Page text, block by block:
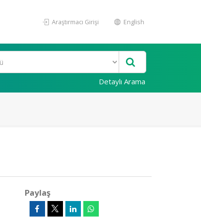
Araştırmacı Girişi English
Detaylı Arama
Paylaş